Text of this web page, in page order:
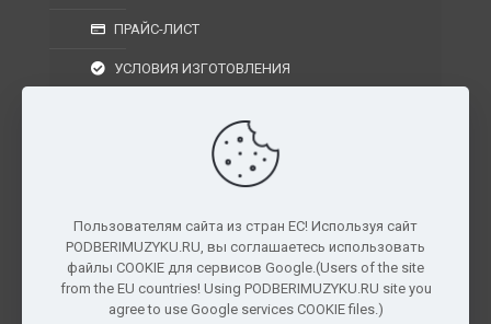
ПРАЙС-ЛИСТ
УСЛОВИЯ ИЗГОТОВЛЕНИЯ
УСЛОВИЯ ВОЗВРАТА
г. Москва, Московская область, Центральный
федеральный округ, РФ, Россия
Пользователям сайта из стран ЕС! Используя сайт
PODBERIMUZYKU.RU, вы соглашаетесь использовать
файлы COOKIE для сервисов Google.(Users of the site
from the EU countries! Using PODBERIMUZYKU.RU site you
agree to use Google services COOKIE files.)